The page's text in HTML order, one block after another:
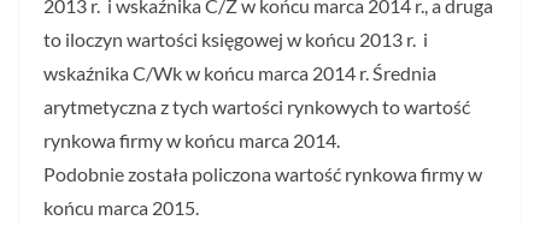
2013 r. i wskaźnika C/Z w końcu marca 2014 r., a druga
to iloczyn wartości księgowej w końcu 2013 r. i
wskaźnika C/Wk w końcu marca 2014 r. Średnia
arytmetyczna z tych wartości rynkowych to wartość
rynkowa firmy w końcu marca 2014.
Podobnie została policzona wartość rynkowa firmy w
końcu marca 2015.